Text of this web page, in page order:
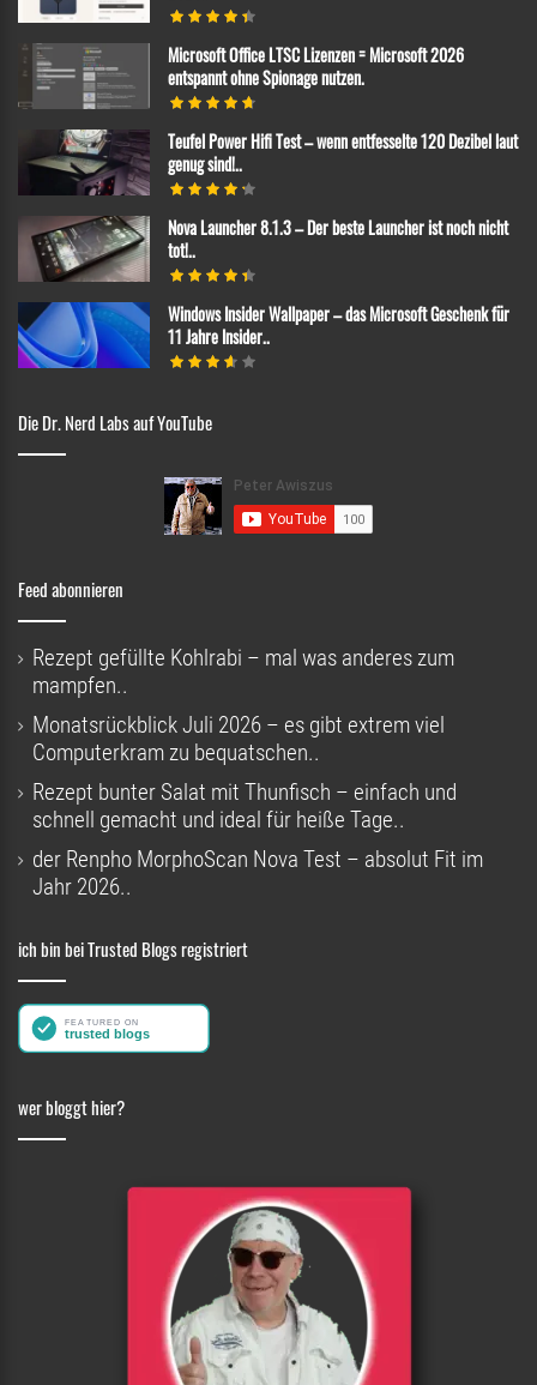
Microsoft Office LTSC Lizenzen = Microsoft 2026
entspannt ohne Spionage nutzen.
Teufel Power Hifi Test – wenn entfesselte 120 Dezibel laut
genug sind!..
Nova Launcher 8.1.3 – Der beste Launcher ist noch nicht
tot!..
Windows Insider Wallpaper – das Microsoft Geschenk für
11 Jahre Insider..
Die Dr. Nerd Labs auf YouTube
Feed abonnieren
Rezept gefüllte Kohlrabi – mal was anderes zum
mampfen..
Monatsrückblick Juli 2026 – es gibt extrem viel
Computerkram zu bequatschen..
Rezept bunter Salat mit Thunfisch – einfach und
schnell gemacht und ideal für heiße Tage..
der Renpho MorphoScan Nova Test – absolut Fit im
Jahr 2026..
ich bin bei Trusted Blogs registriert
wer bloggt hier?